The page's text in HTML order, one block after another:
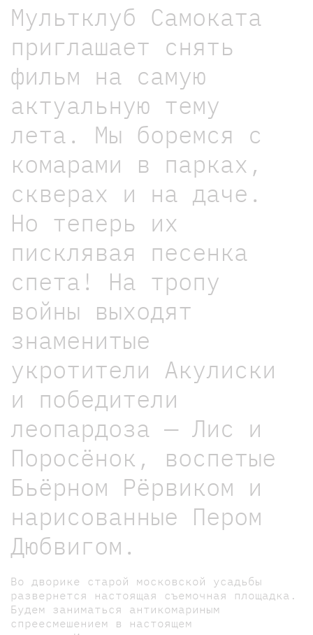
Мультклуб Самоката
приглашает снять
фильм на самую
актуальную тему
лета. Мы боремся с
комарами в парках,
скверах и на даче.
Но теперь их
писклявая песенка
спета! На тропу
войны выходят
знаменитые
укротители Акулиски
и победители
леопардоза — Лис и
Поросёнок, воспетые
Бьёрном Рёрвиком и
нарисованные Пером
Дюбвигом.
Во дворике старой московской усадьбы
развернется настоящая съемочная площадка.
Будем заниматься антикомариным
спреесмешением в настоящем